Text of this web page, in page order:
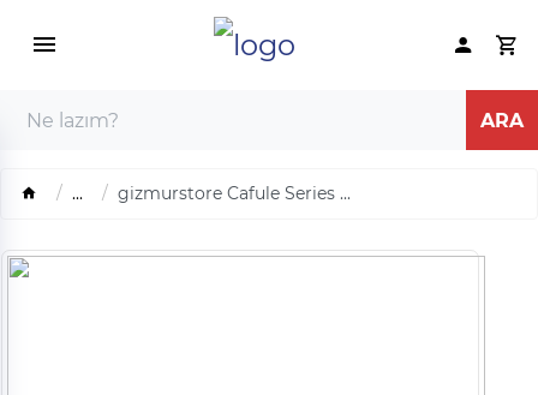
... gizmurstore Cafule Series ...